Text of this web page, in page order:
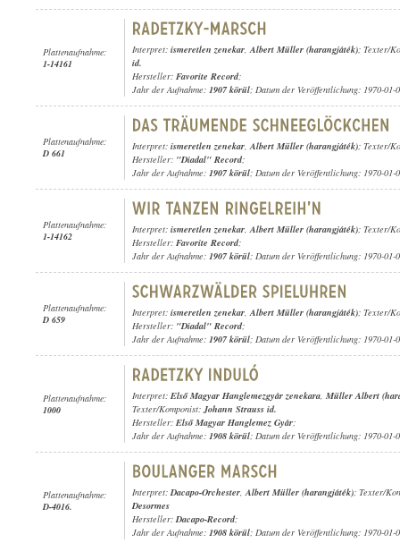
Plattenaufnahme:
1-14161
Interpret: ismeretlen zenekar,Albert Müller (harangjáték); Texter/
id.
Hersteller: Favorite Record;
Jahr der Aufnahme: 1907 körül; Datum der Veröffentlichung: 1970-01-
Plattenaufnahme:
D 661
Interpret: ismeretlen zenekar,Albert Müller (harangjáték); Texter/
Hersteller: "Diadal" Record;
Jahr der Aufnahme: 1907 körül; Datum der Veröffentlichung: 1970-01-
Plattenaufnahme:
1-14162
Interpret: ismeretlen zenekar,Albert Müller (harangjáték); Texter/
Hersteller: Favorite Record;
Jahr der Aufnahme: 1907 körül; Datum der Veröffentlichung: 1970-01-
Plattenaufnahme:
D 659
Interpret: ismeretlen zenekar,Albert Müller (harangjáték); Texter/
Hersteller: "Diadal" Record;
Jahr der Aufnahme: 1907 körül; Datum der Veröffentlichung: 1970-01-
Plattenaufnahme:
1000
Interpret: Első Magyar Hanglemezgyár zenekara, Müller Albert
Texter/Komponist:Johann Strauss id.
Hersteller: Első Magyar Hanglemez Gyár;
Jahr der Aufnahme: 1908 körül; Datum der Veröffentlichung: 1970-01-
Plattenaufnahme:
D-4016.
Interpret:Dacapo-Orchester,Albert Müller (harangjáték); Texter/
Desormes
Hersteller:Dacapo-Record;
Jahr der Aufnahme: 1908 körül; Datum der Veröffentlichung: 1970-01-